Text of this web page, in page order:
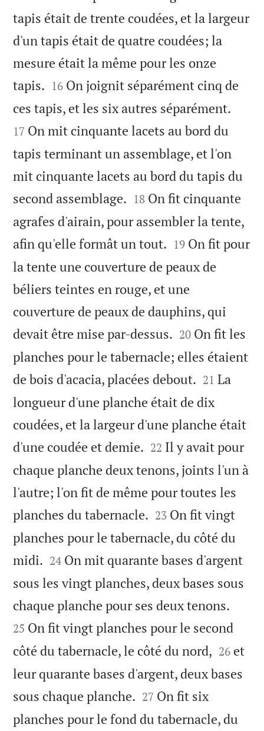
tapis était de trente coudées, et la largeur
d'un tapis était de quatre coudées; la
mesure était la même pour les onze
tapis. 

16 On joignit séparément cinq de
ces tapis, et les six autres séparément.
17 On mit cinquante lacets au bord du
tapis terminant un assemblage, et l'on
mit cinquante lacets au bord du tapis du
second assemblage. 

18 On fit cinquante
agrafes d'airain, pour assembler la tente,
afin qu'elle formât un tout. 

19 On fit pour
la tente une couverture de peaux de
béliers teintes en rouge, et une
couverture de peaux de dauphins, qui
devait être mise par-dessus. 

20 On fit les
planches pour le tabernacle; elles étaient
de bois d'acacia, placées debout. 

21 La
longueur d'une planche était de dix
coudées, et la largeur d'une planche était
d'une coudée et demie. 

22 Il y avait pour
chaque planche deux tenons, joints l'un à
l'autre; l'on fit de même pour toutes les
planches du tabernacle. 

23 On fit vingt
planches pour le tabernacle, du côté du
midi. 

24 On mit quarante bases d'argent
sous les vingt planches, deux bases sous
chaque planche pour ses deux tenons.
25 On fit vingt planches pour le second
côté du tabernacle, le côté du nord, 

26 et
leur quarante bases d'argent, deux bases
sous chaque planche. 

27 On fit six
planches pour le fond du tabernacle, du